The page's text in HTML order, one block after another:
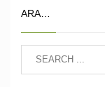
ARA…